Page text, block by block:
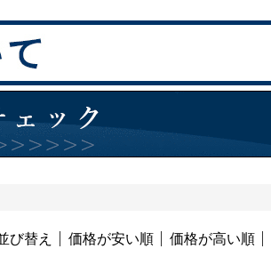
び替え 価格が安い順 価格が高い順